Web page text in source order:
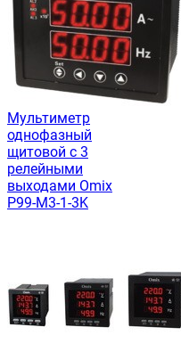
Мультиметр
однофазный
щитовой с 3
релейными
выходами Omix
P99-M3-1-3K